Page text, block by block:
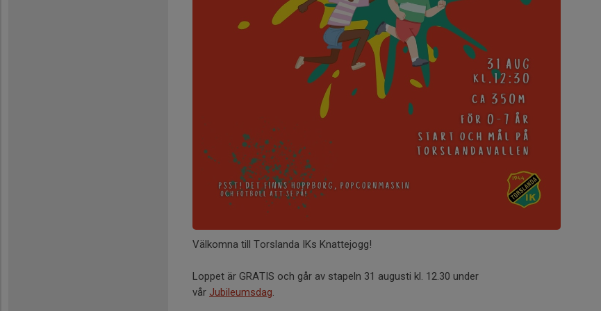
Välkomna till Torslanda IKs Knattejogg!
Loppet är GRATIS och går av stapeln 31 augusti kl. 12.30 under
vår Jubileumsdag.